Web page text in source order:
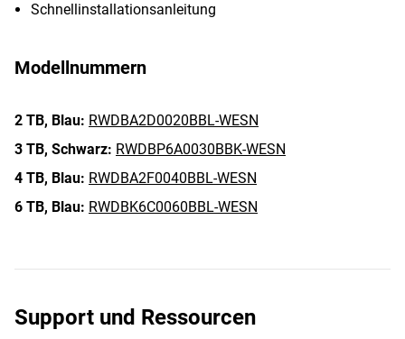
Schnellinstallationsanleitung
Modellnummern
2 TB, Blau: RWDBA2D0020BBL-WESN
3 TB, Schwarz: RWDBP6A0030BBK-WESN
4 TB, Blau: RWDBA2F0040BBL-WESN
6 TB, Blau: RWDBK6C0060BBL-WESN
Support und Ressourcen